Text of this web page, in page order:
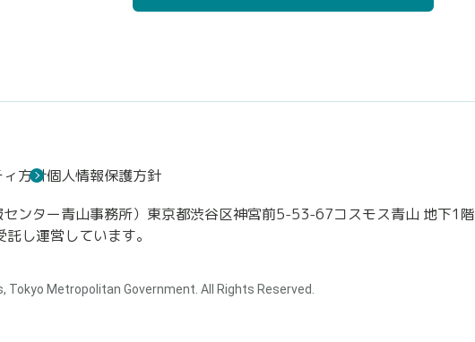
ィ方針個人情報保護方針
ンター青山事務所）東京都渋谷区神宮前5-53-67コスモス青山 地下1階
し運営しています。
Metropolitan Government. All Rights Reserved.